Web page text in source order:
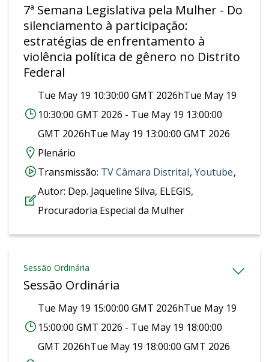
7ª Semana Legislativa pela Mulher - Do
silenciamento à participação:
estratégias de enfrentamento à
violência política de gênero no Distrito
Federal
Tue May 19 10:30:00 GMT 2026hTue May 19
10:30:00 GMT 2026 - Tue May 19 13:00:00
GMT 2026hTue May 19 13:00:00 GMT 2026
Plenário
Transmissão: ‎TV Câmara Distrital, Youtube,
Autor: Dep. Jaqueline Silva, ELEGIS,
Procuradoria Especial da Mulher
Sessão Ordinária
Sessão Ordinária
Tue May 19 15:00:00 GMT 2026hTue May 19
15:00:00 GMT 2026 - Tue May 19 18:00:00
GMT 2026hTue May 19 18:00:00 GMT 2026